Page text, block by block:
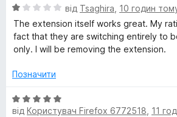
о
р
г
р
О
ц
н
а
з
5
від Tsaghira 10 годин
The extension itself works great. My
fact that they are switching entirely to
only. I will be removing the extension.
Позначити
О
ц
від Користувач Firefox 6772518 11